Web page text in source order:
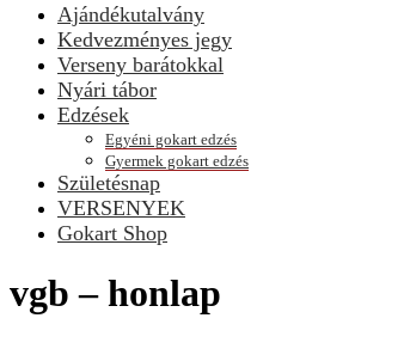
Ajándékutalvány
Kedvezményes jegy
Verseny barátokkal
Nyári tábor
Edzések
Egyéni gokart edzés
Gyermek gokart edzés
Születésnap
VERSENYEK
Gokart Shop
vgb – honlap